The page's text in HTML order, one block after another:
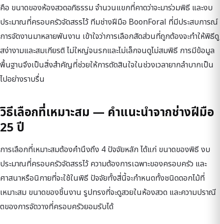
คือ ขนาดของห้องสวดอภิธรรม จำนวนแขกที่คาดว่าจะมาร่วมพิธี และงบ
ประมาณที่ครอบครัวจัดสรรไว้ ทีมช่างฝีมือ BoonForal ที่มีประสบการณ์
การจัดงานมาหลายพันงาน เข้าใจว่าการเลือกสัดส่วนที่ถูกต้องจะทำให้พิธีดู
สง่างามและสมเกียรติ ไม่ใหญ่จนรกและไม่เล็กจนดูไม่สมพิธี การมีข้อมูล
พื้นฐานจึงเป็นสิ่งสำคัญที่ช่วยให้การตัดสินใจในช่วงเวลายากลำบากเป็น
ไปอย่างราบรื่น
วิธีเลือกที่เหมาะสม — คำแนะนำจากช่างฝีมือ
25 ปี
การเลือกที่เหมาะสมต้องคำนึงถึง 4 ปัจจัยหลัก ได้แก่ ขนาดของพิธี งบ
ประมาณที่ครอบครัวจัดสรรไว้ ความต้องการเฉพาะของครอบครัว และ
ศาสนาหรือนิกายที่จะใช้ในพิธี ปัจจัยทั้งสี่นี้จะกำหนดทั้งชนิดดอกไม้ที่
เหมาะสม ขนาดของชิ้นงาน รูปทรงที่จะดูสวยในห้องสวด และความปราณี
ตของการจัดวางที่ครอบครัวยอมรับได้